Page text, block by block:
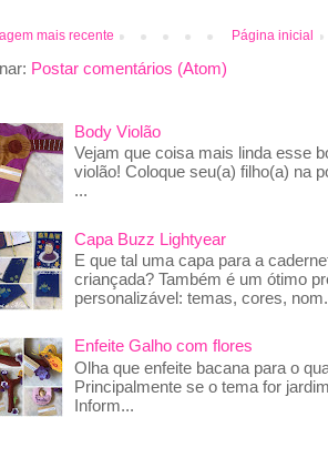
mais recente Página inicial
Postar comentários (Atom)
Body Violão
Vejam que coisa mais linda esse
violão! Coloque seu(a) filho(a) na
...
Capa Buzz Lightyear
E que tal uma capa para a
criançada? Também é um ótimo
personalizável: temas, cores,
Enfeite Galho com flores
Olha que enfeite bacana para o
Principalmente se o tema for
Inform...